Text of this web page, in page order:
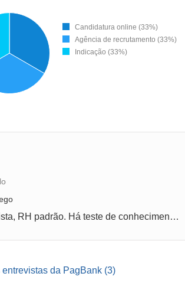
Candidatura online (33%)
Agência de recrutamento (33%)
Indicação (33%)
Por indicação foi facilitado o processo de entrevista, RH padrão. Há teste de conhecimento técnico, mas podendo avaliar junto ao gestor da á...
entrevistas da PagBank (3)